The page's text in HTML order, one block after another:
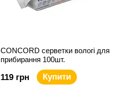
CONCORD серветки вологі для
прибирання 100шт.
119 грн Купити